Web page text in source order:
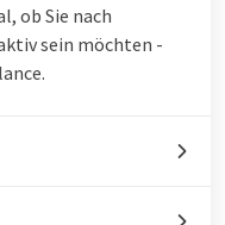
ob Sie nach
sein möchten -